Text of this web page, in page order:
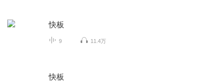
快板
9 11.4万
快板